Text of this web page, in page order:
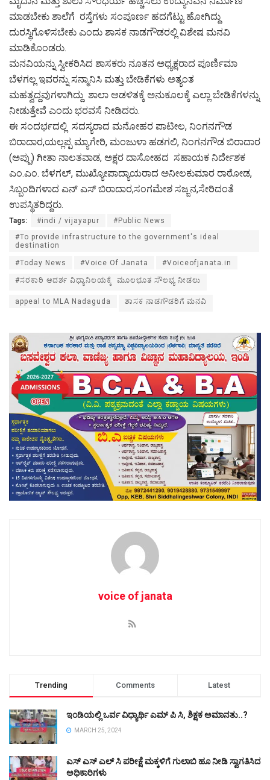
ಮಾಡಬೇಕು ಶಾಲೆಗೆ ರಸ್ತೆಗಳು ಸಂಪೂರ್ಣ ಹದಗೆಟ್ಟು ಹೋಗಿದ್ದು
ದುರಸ್ಥಿಗೊಳಿಸಬೇಕು ಎಂದು ಶಾಸಕ ನಾಡಗೌಡರಲ್ಲಿ ವಿಶೇಷ ಮನವಿ
ಮಾಡಿಕೊಂಡರು.
ಮನವಿಯನ್ನು ಸ್ವೀಕರಿಸಿದ ಶಾಸಕರು ನೂತನ ಅಧ್ಯಕ್ಷರಾದ ಪೂರ್ಣಿಮಾ
ಬೆಳಗಲ್ಲ ಇವರನ್ನು ಸನ್ಮಾನಿಸಿ ಮತ್ತು ಬೇಡಿಕೆಗಳು ಅತ್ಯಂತ
ಮಹತ್ವದ್ದವುಗಳಾಗಿದ್ದು ಶಾಲಾ ಆಡಳಿತಕ್ಕೆ ಅನುಕೂಲಕ್ಕೆ ಎಲ್ಲಾ ಬೇಡಿಕೆಗಳನ್ನು
ನೀಡುತ್ತೇವೆ ಎಂದು ಭರವಸೆ ನೀಡಿದರು.
ಈ ಸಂದರ್ಭದಲ್ಲಿ ಸದಸ್ಯರಾದ ಮನೋಹರ ಪಾಟೀಲ, ನಿಂಗನಗೌಡ
ಬಿರಾದಾರ,ಯಲ್ಲಪ್ಪ ಮ್ಯಾಗೇರಿ, ಮಂಜುಳಾ ಹಡಗಲಿ, ನಿಂಗನಗೌಡ ಬಿರಾದಾರ
(ಅಪ್ಪು) ಗೀತಾ ನಾಲತವಾಡ, ಅಕ್ಷರ ದಾಸೋಹದ ಸಹಾಯಕ ನಿರ್ದೇಶಕ
ಎಂ.ಎಂ. ಬೆಳಗಲ್, ಮುಖ್ಯೋಪಾದ್ಯಾಯರಾದ ಅನೀಲಕುಮಾರ ರಾಠೋಡ,
ಸಿಬ್ಬಂದಿಗಳಾದ ಎನ್ ಎಸ್ ಬಿರಾದಾರ,ಸಂಗಮೇಶ ಸಜ್ಜನ,ಸೇರಿದಂತೆ
ಉಪಸ್ಥಿತರಿದ್ದರು.
Tags: #indi / vijayapur
#Public News
#To provide infrastructure to the government's ideal
destination
#Today News #Voice Of Janata #Voiceofjanata.in
#ಸರಕಾರಿ ಆದರ್ಶ ವಿಧ್ಯಾನಿಲಯಕ್ಕೆ ಮೂಲಭೂತ ಸೌಲಭ್ಯ ನೀಡಲು
appeal to MLA Nadaguda ಶಾಸಕ ನಾಡಗೌಡರಿಗೆ ಮನವಿ
voice of janata
Trending Comments Latest
ಇಂಡಿಯಲ್ಲಿ ಒರ್ವ ವಿಧ್ಯಾರ್ಥಿ ಎಮ್ ಪಿ ಸಿ, ಶಿಕ್ಷಕ ಅಮಾನತು..?
MARCH 25, 2024
ಎಸ್ ಎಸ್ ಎಲ್ ಸಿ ಪರೀಕ್ಷೆ ಮಕ್ಕಳಿಗೆ ಗುಲಾಬಿ ಹೂ ನೀಡಿ ಸ್ವಾಗತಿಸಿದ
ಅಧಿಕಾರಿಗಳು